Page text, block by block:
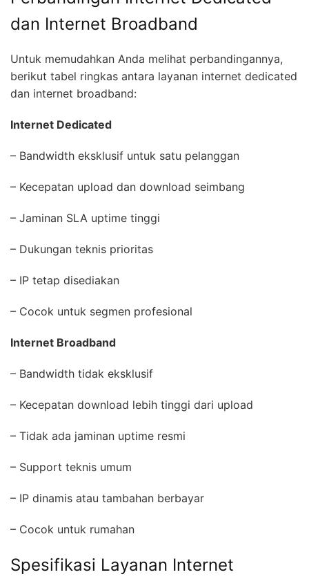
dan Internet Broadband
Untuk memudahkan Anda melihat perbandingannya,
berikut tabel ringkas antara layanan internet dedicated
dan internet broadband:
Internet Dedicated
– Bandwidth eksklusif untuk satu pelanggan
– Kecepatan upload dan download seimbang
– Jaminan SLA uptime tinggi
– Dukungan teknis prioritas
– IP tetap disediakan
– Cocok untuk segmen profesional
Internet Broadband
– Bandwidth tidak eksklusif
– Kecepatan download lebih tinggi dari upload
– Tidak ada jaminan uptime resmi
– Support teknis umum
– IP dinamis atau tambahan berbayar
– Cocok untuk rumahan
Spesifikasi Layanan Internet